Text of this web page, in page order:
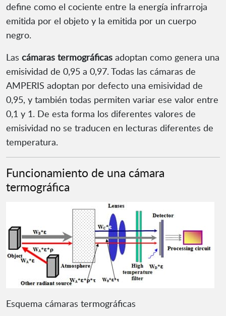
define como el cociente entre la energía infrarroja
emitida por el objeto y la emitida por un cuerpo
negro.
Las cámaras termográficas adoptan como genera una
emisividad de 0,95 a 0,97. Todas las cámaras de
AMPERIS adoptan por defecto una emisividad de
0,95, y también todas permiten variar ese valor entre
0,1 y 1. De esta forma los diferentes valores de
emisividad no se traducen en lecturas diferentes de
temperatura.
Funcionamiento de una cámara
termográfica
Esquema cámaras termográficas